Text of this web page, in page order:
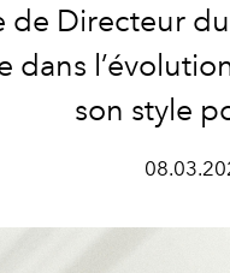
de Directeur
dans
son style